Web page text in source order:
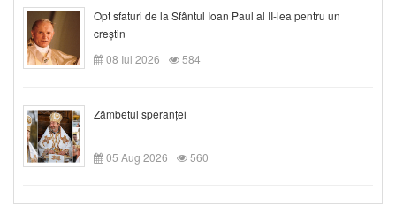
Opt sfaturi de la Sfântul Ioan Paul al II-lea pentru un
creștin
08 Iul 2026
584
Zâmbetul speranței
05 Aug 2026 560